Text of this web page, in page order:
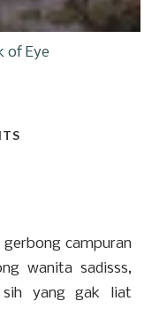
of Eye
campuran
wanita sadisss,
yang gak liat